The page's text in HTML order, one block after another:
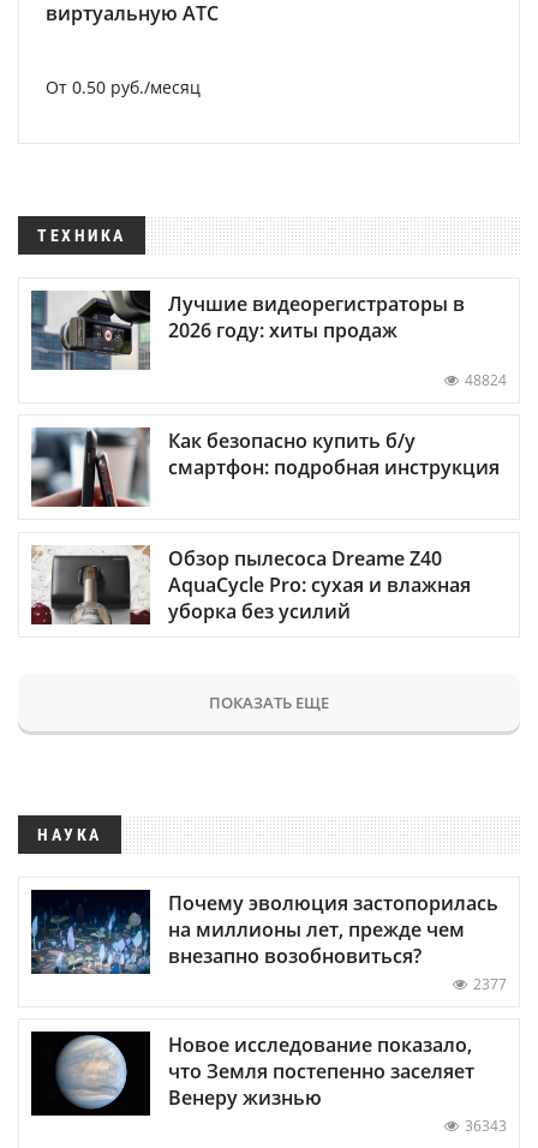
виртуальную АТС
От 0.50 руб./месяц
ТЕХНИКА
Лучшие видеорегистраторы в
2026 году: хиты продаж
48824
Как безопасно купить б/у
смартфон: подробная инструкция
Обзор пылесоса Dreame Z40
AquaCycle Pro: сухая и влажная
уборка без усилий
ПОКАЗАТЬ ЕЩЕ
НАУКА
Почему эволюция застопорилась
на миллионы лет, прежде чем
внезапно возобновиться?
2377
Новое исследование показало,
что Земля постепенно заселяет
Венеру жизнью
36343